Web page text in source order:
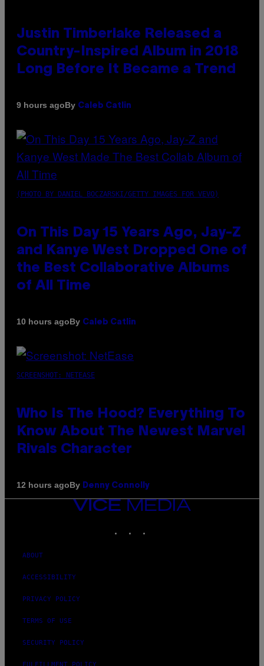
Justin Timberlake Released a
Country-Inspired Album in 2018
Long Before It Became a Trend
9 hours agoBy Caleb Catlin
(PHOTO BY DANIEL BOCZARSKI/GETTY IMAGES FOR VEVO)
On This Day 15 Years Ago, Jay-Z
and Kanye West Dropped One of
the Best Collaborative Albums
of All Time
10 hours agoBy Caleb Catlin
SCREENSHOT: NETEASE
Who Is The Hood? Everything To
Know About The Newest Marvel
Rivals Character
12 hours agoBy Denny Connolly
VICE
MEDIA
ABOUT
ACCESSIBILITY
PRIVACY POLICY
TERMS OF USE
SECURITY POLICY
FULFILLMENT POLICY